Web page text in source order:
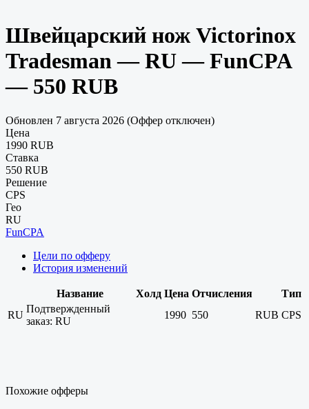
Швейцарский нож Victorinox
Tradesman — RU — FunCPA
— 550 RUB
Обновлен 7 августа 2026 (Оффер отключен)
Цена
1990 RUB
Ставка
550 RUB
Решение
CPS
Гео
RU
FunCPA
Цели по офферу
История изменений
Название Холд Цена Отчисления
Тип
RU
Подтвержденный
заказ: RU
1990 550 RUB CPS
Похожие офферы